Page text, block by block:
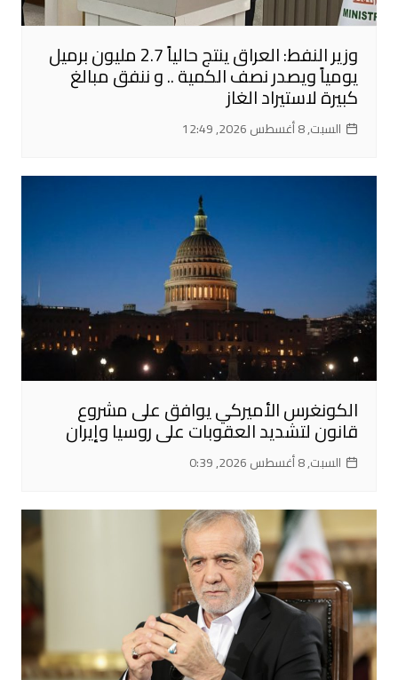
وزير النفط: العراق ينتج حالياً 2.7 مليون برميل
يومياً ويصدر نصف الكمية .. و ننفق مبالغ
كبيرة لاستيراد الغاز
السبت, 8 أغسطس 2026, 12:49
الكونغرس الأميركي يوافق على مشروع
قانون لتشديد العقوبات على روسيا وإيران
السبت, 8 أغسطس 2026, 0:39